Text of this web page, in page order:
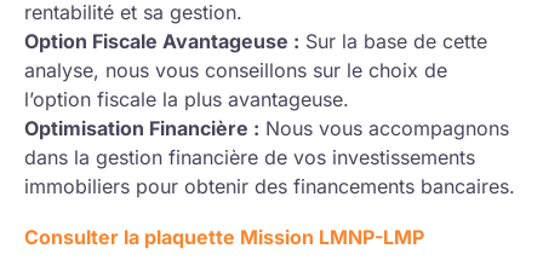
rentabilité et sa gestion.
Option Fiscale Avantageuse : Sur la base de cette
analyse, nous vous conseillons sur le choix de
l’option fiscale la plus avantageuse.
Optimisation Financière : Nous vous accompagnons
dans la gestion financière de vos investissements
immobiliers pour obtenir des financements bancaires.
Consulter la plaquette Mission LMNP-LMP